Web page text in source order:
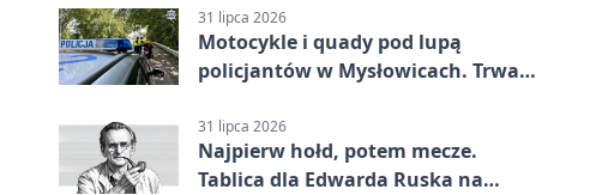
31 lipca 2026
Motocykle i quady pod lupą
policjantów w Mysłowicach. Trwa
31 lipca 2026
Najpierw hołd, potem mecze.
Tablica dla Edwarda Ruska na